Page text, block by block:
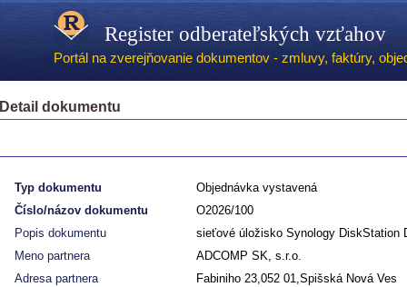
Register odberateľských vzťahov
Portál na zverejňovanie dokumentov - zmluvy, faktúry,
Detail dokumentu
Typ dokumentu
Objednávka vystavená
Číslo/názov dokumentu
O2026/100
Popis dokumentu
sieťové úložisko Synology DiskStation
Meno partnera
ADCOMP SK, s.r.o.
Adresa partnera
Fabiniho 23,052 01,Spišská Nová Ves